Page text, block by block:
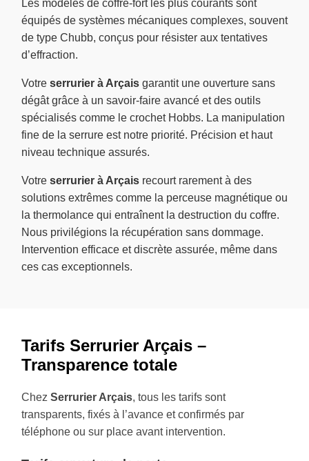
Les modèles de coffre-fort les plus courants sont
équipés de systèmes mécaniques complexes, souvent
de type Chubb, conçus pour résister aux tentatives
d’effraction.
Votre serrurier à Arçais garantit une ouverture sans
dégât grâce à un savoir-faire avancé et des outils
spécialisés comme le crochet Hobbs. La manipulation
fine de la serrure est notre priorité. Précision et haut
niveau technique assurés.
Votre serrurier à Arçais recourt rarement à des
solutions extrêmes comme la perceuse magnétique ou
la thermolance qui entraînent la destruction du coffre.
Nous privilégions la récupération sans dommage.
Intervention efficace et discrète assurée, même dans
ces cas exceptionnels.
Tarifs Serrurier Arçais –
Transparence totale
Chez Serrurier Arçais, tous les tarifs sont
transparents, fixés à l’avance et confirmés par
téléphone ou sur place avant intervention.